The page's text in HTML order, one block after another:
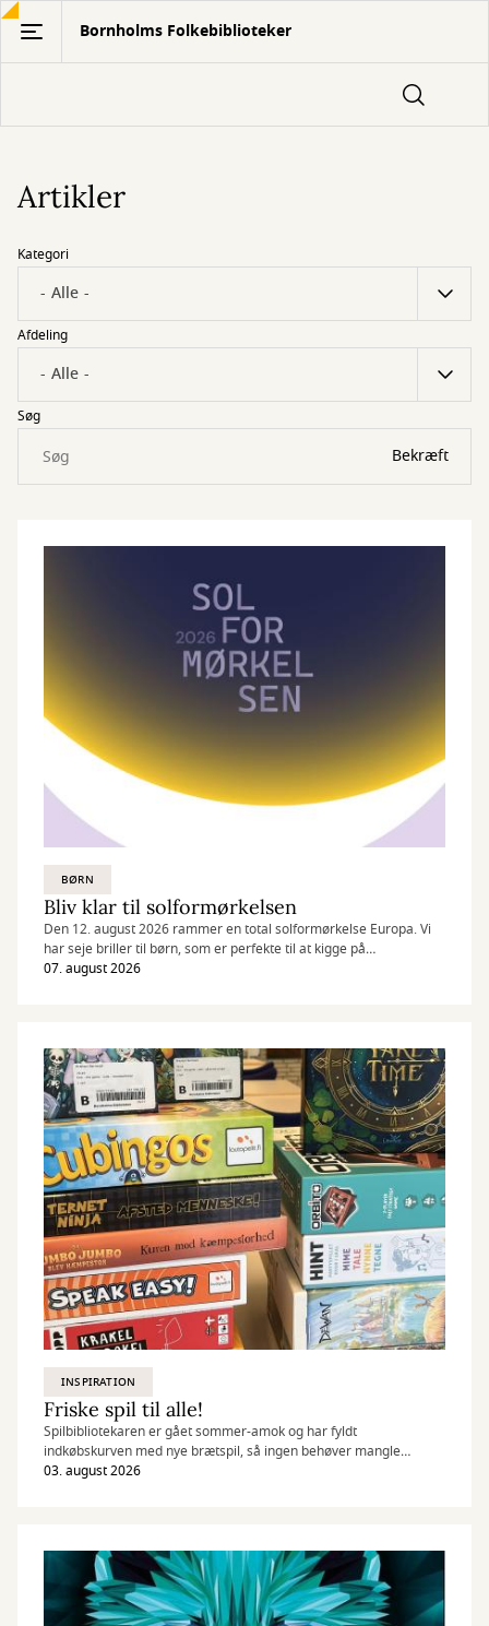
Gå
hovedindhold
Bornholms Folkebiblioteker
Artikler
Kategori
Afdeling
Søg
BØRN
Bliv klar til solformørkelsen
Den 12. august 2026 rammer en total solformørkelse Europa. Vi
har seje briller til børn, som er perfekte til at kigge på
solformørkelsen!
07. august 2026
INSPIRATION
Friske spil til alle!
Spilbibliotekaren er gået sommer-amok og har fyldt
indkøbskurven med nye brætspil, så ingen behøver mangle
underholdning til regnvejrsdage eller rare stunder med familie og
03. august 2026